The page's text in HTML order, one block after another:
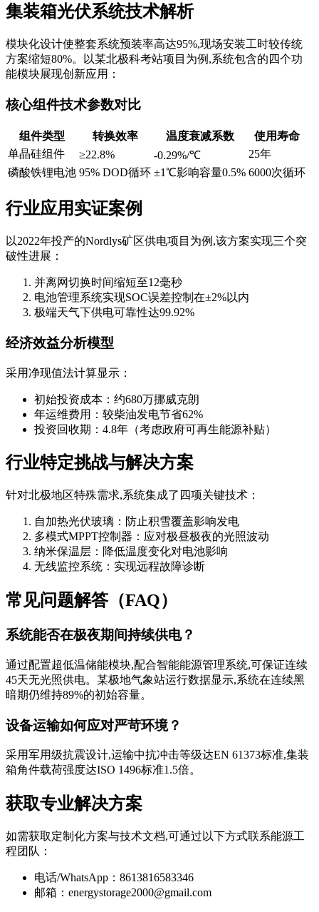
集装箱光伏系统技术解析
模块化设计使整套系统预装率高达95%,现场安装工时较传统
方案缩短80%。以某北极科考站项目为例,系统包含的四个功
能模块展现创新应用：
核心组件技术参数对比
组件类型 转换效率 温度衰减系数
使用寿命
单晶硅组件
≥22.8% -0.29%/℃
25年
磷酸铁锂电池 95% DOD循环 ±1℃影响容量0.5% 6000次循环
行业应用实证案例
以2022年投产的Nordlys矿区供电项目为例,该方案实现三个突
破性进展：
并离网切换时间缩短至12毫秒
电池管理系统实现SOC误差控制在±2%以内
极端天气下供电可靠性达99.92%
经济效益分析模型
采用净现值法计算显示：
初始投资成本：约680万挪威克朗
年运维费用：较柴油发电节省62%
投资回收期：4.8年（考虑政府可再生能源补贴）
行业特定挑战与解决方案
针对北极地区特殊需求,系统集成了四项关键技术：
自加热光伏玻璃：防止积雪覆盖影响发电
多模式MPPT控制器：应对极昼极夜的光照波动
纳米保温层：降低温度变化对电池影响
无线监控系统：实现远程故障诊断
常见问题解答（FAQ）
系统能否在极夜期间持续供电？
通过配置超低温储能模块,配合智能能源管理系统,可保证连续
45天无光照供电。某极地气象站运行数据显示,系统在连续黑
暗期仍维持89%的初始容量。
设备运输如何应对严苛环境？
采用军用级抗震设计,运输中抗冲击等级达EN 61373标准,集装
箱角件载荷强度达ISO 1496标准1.5倍。
获取专业解决方案
如需获取定制化方案与技术文档,可通过以下方式联系能源工
程团队：
电话/WhatsApp：8613816583346
邮箱： energystorage2000@gmail.com